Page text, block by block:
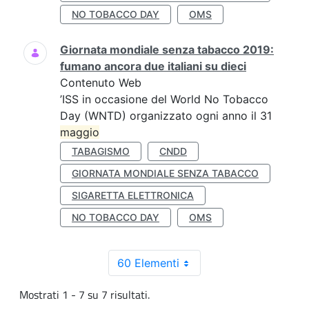
NO TOBACCO DAY
OMS
Giornata mondiale senza tabacco 2019:
fumano ancora due italiani su dieci
Contenuto Web
’ISS in occasione del World No Tobacco
Day (WNTD) organizzato ogni anno il 31
maggio
TABAGISMO
CNDD
GIORNATA MONDIALE SENZA TABACCO
SIGARETTA ELETTRONICA
NO TOBACCO DAY
OMS
60 Elementi
Mostrati 1 - 7 su 7 risultati.